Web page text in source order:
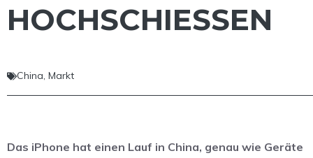
HOCHSCHIESSEN
China, Markt
Das iPhone hat einen Lauf in China, genau wie Geräte